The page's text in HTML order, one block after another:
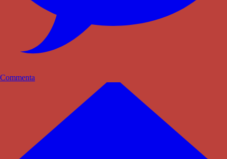
Commenta